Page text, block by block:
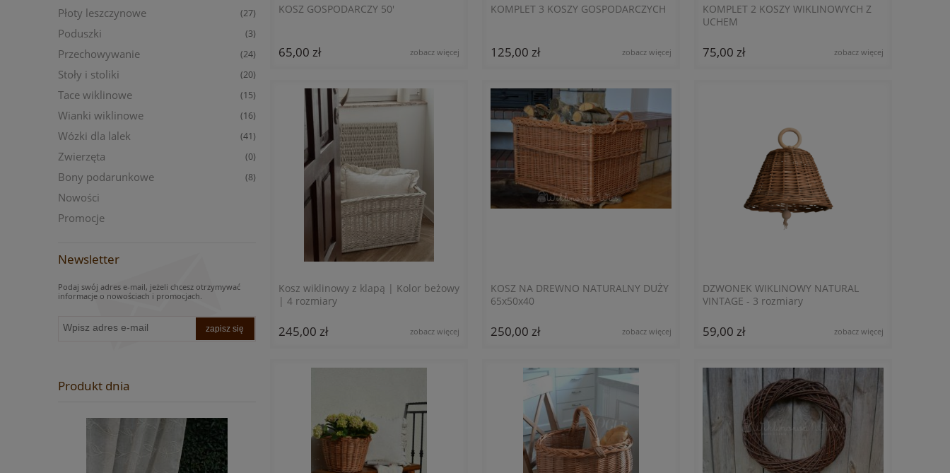
Płoty leszczynowe (27)
Poduszki (3)
Przechowywanie (24)
Stoły i stoliki (20)
Tace wiklinowe (15)
Wianki wiklinowe (16)
Wózki dla lalek (41)
Zwierzęta (0)
Bony podarunkowe (8)
Nowości
Promocje
Newsletter
Podaj swój adres e-mail, jeżeli chcesz otrzymywać
informacje o nowościach i promocjach.
zapisz się
Produkt dnia
KOSZ GOSPODARCZY 50'
65,00 zł zobacz więcej
KOMPLET 3 KOSZY GOSPODARCZYCH
125,00 zł zobacz więcej
KOMPLET 2 KOSZY WIKLINOWYCH Z
UCHEM
75,00 zł zobacz więcej
Kosz wiklinowy z klapą | Kolor beżowy
| 4 rozmiary
245,00 zł zobacz więcej
KOSZ NA DREWNO NATURALNY DUŻY
65x50x40
250,00 zł zobacz więcej
DZWONEK WIKLINOWY NATURAL
VINTAGE - 3 rozmiary
59,00 zł zobacz więcej